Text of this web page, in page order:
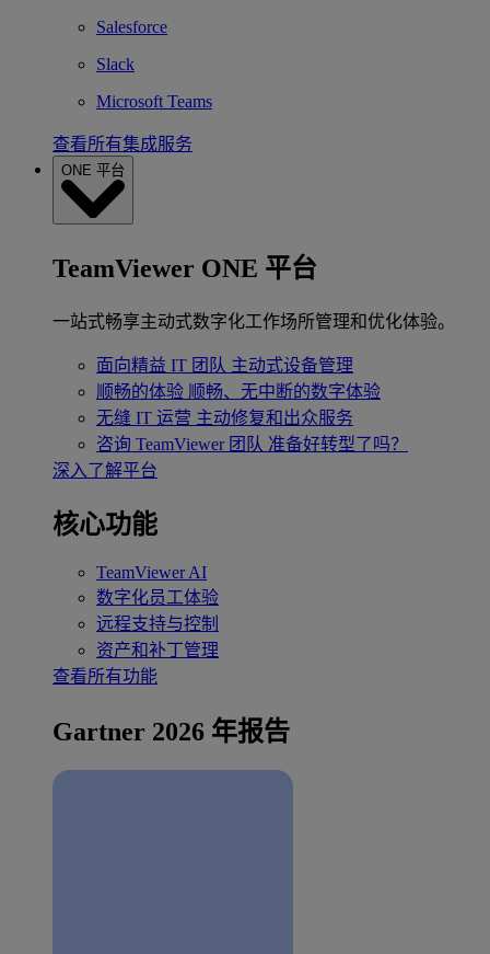
Salesforce
Slack
Microsoft Teams
查看所有集成服务
ONE 平台
TeamViewer ONE 平台
一站式畅享主动式数字化工作场所管理和优化体验。
面向精益 IT 团队 主动式设备管理
顺畅的体验 顺畅、无中断的数字体验
无缝 IT 运营 主动修复和出众服务
咨询 TeamViewer 团队 准备好转型了吗？
深入了解平台
核心功能
TeamViewer AI
数字化员工体验
远程支持与控制
资产和补丁管理
查看所有功能
Gartner 2026 年报告